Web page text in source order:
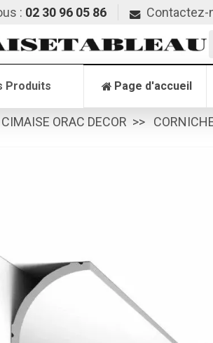
: 02 30 96 05 86 Contactez-
Produits Page d'accueil
CIMAISE ORAC DECOR